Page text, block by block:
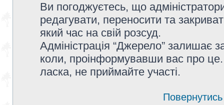
Ви погоджуєтесь, що
редагувати, переносити та
який час на свій розсуд.
Адміністрація “Джерело” залишає
коли, проінформувавши вас про
ласка, не приймайте участі.
Повернутись